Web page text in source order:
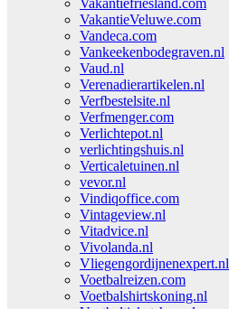
Vakantiefriesland.com
VakantieVeluwe.com
Vandeca.com
Vankeekenbodegraven.nl
Vaud.nl
Verenadierartikelen.nl
Verfbestelsite.nl
Verfmenger.com
Verlichtepot.nl
verlichtingshuis.nl
Verticaletuinen.nl
vevor.nl
Vindiqoffice.com
Vintageview.nl
Vitadvice.nl
Vivolanda.nl
Vliegengordijnenexpert.nl
Voetbalreizen.com
Voetbalshirtskoning.nl